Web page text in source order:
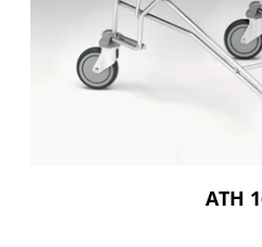
ATH